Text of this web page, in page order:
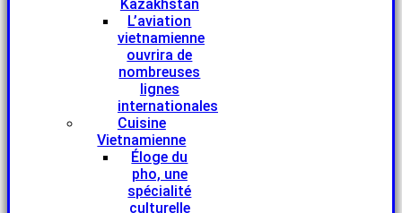
Kazakhstan
L’aviation
vietnamienne
ouvrira de
nombreuses
lignes
internationales
Cuisine
Vietnamienne
Éloge du
pho, une
spécialité
culturelle